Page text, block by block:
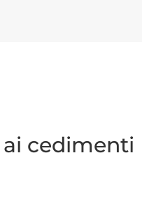
cedimenti